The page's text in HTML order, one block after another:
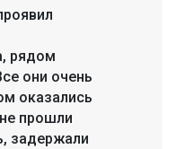
рядом
они очень
оказались
прошли
задержали